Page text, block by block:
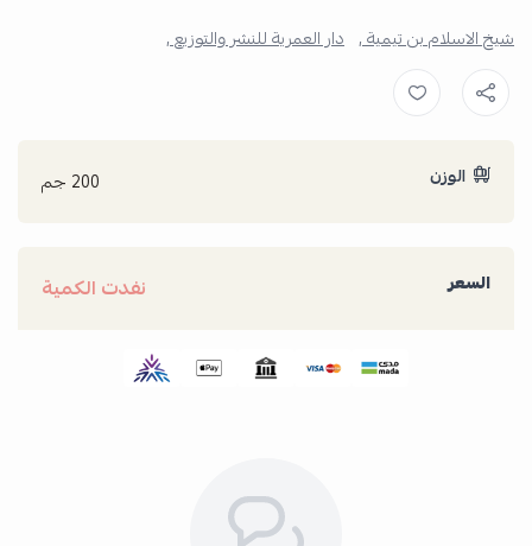
شيخ الاسلام بن تيمية , دار العمرية للنشر والتوزيع ,
الوزن 200 جم
السعر نفدت الكمية